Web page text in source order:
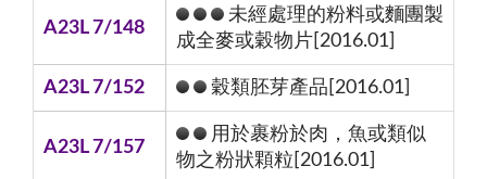
A23L 7/148
未經處理的粉料或麵團製
成全麥或穀物片[2016.01]
A23L 7/152 穀類胚芽產品[2016.01]
A23L 7/157
用於裹粉於肉，魚或類似
物之粉狀顆粒[2016.01]